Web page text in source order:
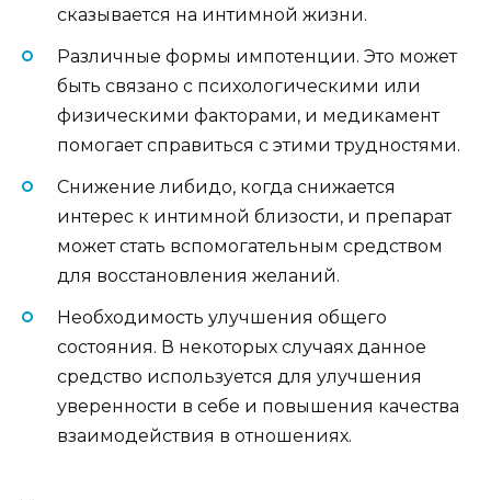
сказывается на интимной жизни.
Различные формы импотенции. Это может
быть связано с психологическими или
физическими факторами, и медикамент
помогает справиться с этими трудностями.
Снижение либидо, когда снижается
интерес к интимной близости, и препарат
может стать вспомогательным средством
для восстановления желаний.
Необходимость улучшения общего
состояния. В некоторых случаях данное
средство используется для улучшения
уверенности в себе и повышения качества
взаимодействия в отношениях.